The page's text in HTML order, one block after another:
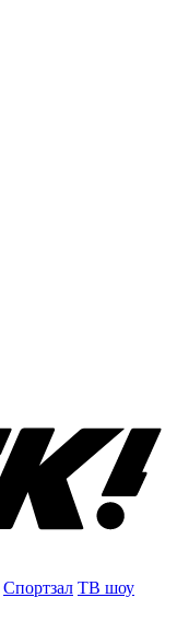
Спортзал ТВ шоу